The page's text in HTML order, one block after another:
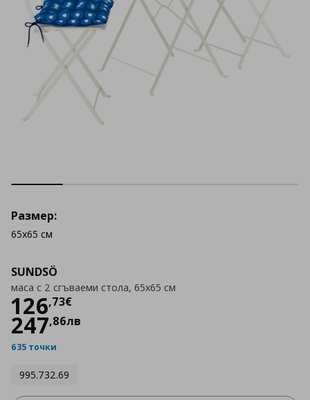
SUNDSÖ
маса с 2 сгъваеми стола, 65x65 см
126,73€
Цена
247,86лв
635 точки
995.732.69
Размер:
65x65 см